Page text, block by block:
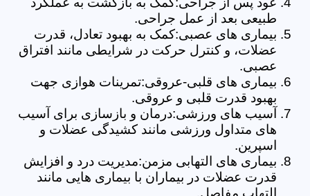
طبیعی بعد از عمل جراحی.
بیماری های عصبی:کمک به بهبود تعادل، قدرت
عضلات، و کنترل حرکت در شرایطی مانند افتراق
عصبی.
بیماری های قلبی-عروقی:تمرینات هوازی جهت
بهبود قدرت قلبی و عروقی.
آسیب های ورزشی:درمان و بازسازی برای آسیب
های متداول ورزشی مانند کشیدگی عضلات و
اسپرین.
بیماری های التهابی مزمن:مدیریت درد و افزایش
قدرت عضلات در بیماران با بیماری هایی مانند
التهاب مفاصل.